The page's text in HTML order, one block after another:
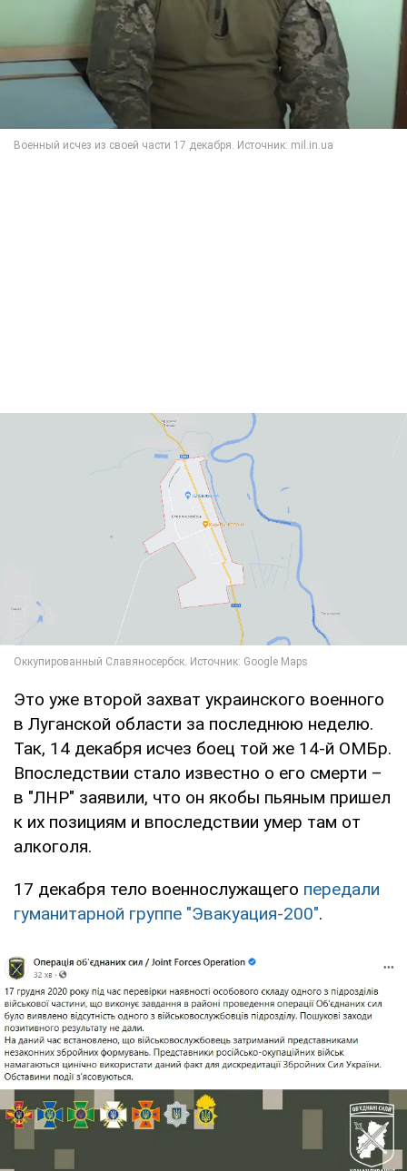
Это уже второй захват украинского военного
в Луганской области за последнюю неделю.
Так, 14 декабря исчез боец той же 14-й ОМБр.
Впоследствии стало известно о его смерти –
в "ЛНР" заявили, что он якобы пьяным пришел
к их позициям и впоследствии умер там от
алкоголя.
17 декабря тело военнослужащего передали
гуманитарной группе "Эвакуация-200".